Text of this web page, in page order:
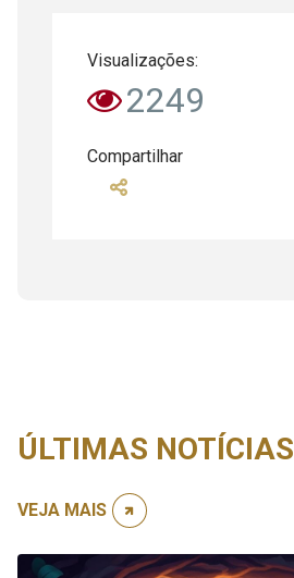
Visualizações:
2249
Compartilhar
ÚLTIMAS NOTÍCIAS
VEJA MAIS